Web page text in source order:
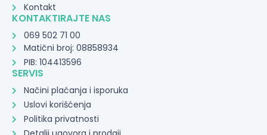
Kontakt
KONTAKTIRAJTE NAS
069 502 71 00
Matični broj: 08858934
PIB: 104413596
SERVIS
Načini plaćanja i isporuka
Uslovi korišćenja
Politika privatnosti